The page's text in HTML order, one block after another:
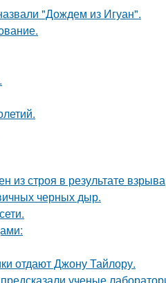
"Дождем из Игуан".
строя в результате
черных дыр.
отдают Джону Тайлору.